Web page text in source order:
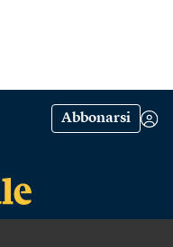
Abbonarsi